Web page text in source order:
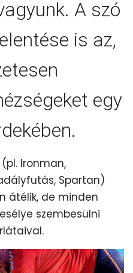
A szó
is az,
egy
Ironman,
Spartan)
átélik, de minden
szembesülni